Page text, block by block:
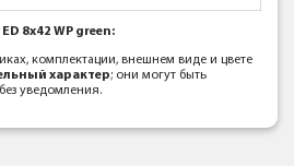
8x42 WP green:
комплектации, внешнем виде и цвете
характер; они могут быть
уведомления.